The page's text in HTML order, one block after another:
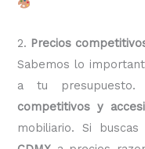
2. Precios
Sabemos lo
a tu
competitivos y
mobiliario. Si buscas